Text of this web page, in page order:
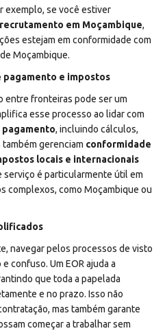
exemplo, se você estiver
em Moçambique,
estejam em conformidade com
Moçambique.
e impostos
entre fronteiras pode ser um
esse processo ao lidar com
, incluindo cálculos,
gerenciam conformidade
locais e internacionais
serviço é particularmente útil em
complexos, como Moçambique ou
navegar pelos processos de visto
confuso. Um EOR ajuda a
que toda a papelada
e no prazo. Isso não
mas também garante
começar a trabalhar sem